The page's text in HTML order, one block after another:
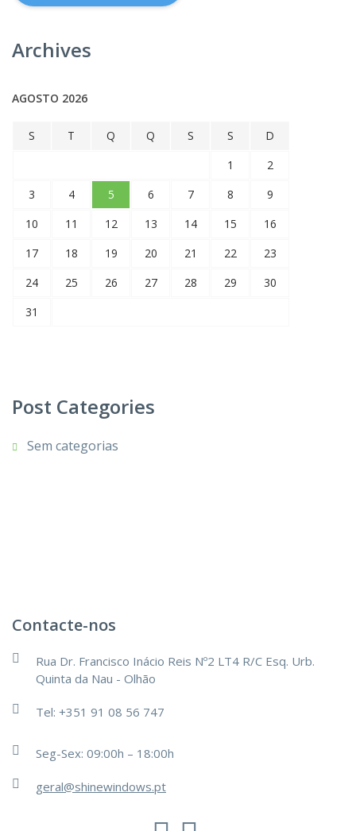
Archives
AGOSTO 2026
S T Q Q S S
D
1
2
3
4 5 6 7 8
9
10
11 12 13 14 15
16
17
18 19 20 21 22
23
24
25 26 27 28 29
30
31
Post Categories
Sem categorias
Contacte-nos
Rua Dr. Francisco Inácio Reis Nº2 LT4 R/C Esq. Urb.
Quinta da Nau - Olhão
Tel: +351 91 08 56 747
Seg-Sex: 09:00h – 18:00h
geral@shinewindows.pt